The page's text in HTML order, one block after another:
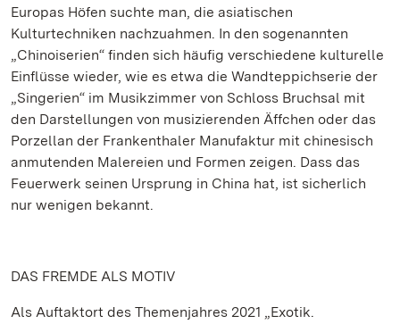
Europas Höfen suchte man, die asiatischen
Kulturtechniken nachzuahmen. In den sogenannten
„Chinoiserien“ finden sich häufig verschiedene kulturelle
Einflüsse wieder, wie es etwa die Wandteppichserie der
„Singerien“ im Musikzimmer von Schloss Bruchsal mit
den Darstellungen von musizierenden Äffchen oder das
Porzellan der Frankenthaler Manufaktur mit chinesisch
anmutenden Malereien und Formen zeigen. Dass das
Feuerwerk seinen Ursprung in China hat, ist sicherlich
nur wenigen bekannt.
DAS FREMDE ALS MOTIV
Als Auftaktort des Themenjahres 2021 „Exotik.